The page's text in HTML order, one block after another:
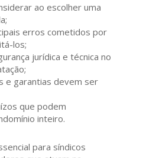
ao escolher uma
erros cometidos por
los;
jurídica e técnica no
e garantias devem ser
que podem
inteiro.
para síndicos